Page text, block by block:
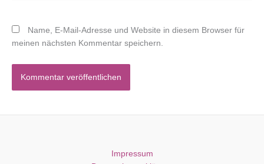
Name, E-Mail-Adresse und Website in diesem Browser für
meinen nächsten Kommentar speichern.
Impressum